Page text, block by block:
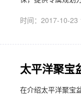
时间：2017-10-23
太平洋聚宝
在介绍太平洋聚宝